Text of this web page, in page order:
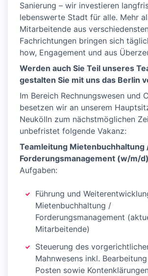
Sanierung – wir investieren
lebenswerte Stadt für alle. Mehr
Mitarbeitende aus
Fachrichtungen bringen sich
how, Engagement und aus
Werden auch Sie Teil unseres
gestalten Sie mit uns das Berlin
Im Bereich Rechnungswesen und
besetzen wir an unserem
Neukölln zum nächstmöglichen
unbefristet folgende Vakanz:
Teamleitung Mietenbuchhaltung
Forderungsmanagement (w/m/d)
Aufgaben:
Führung und
Mietenbuchhaltung /
Forderungsmanagement
Mitarbeitende)
Steuerung des
Mahnwesens inkl.
Posten sowie